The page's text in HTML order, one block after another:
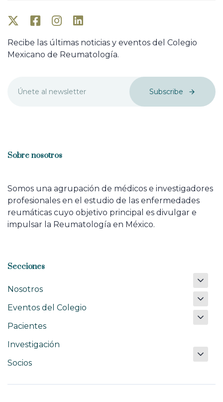
Recibe las últimas noticias y eventos del Colegio
Mexicano de Reumatología.
Subscribe
Sobre nosotros
Somos una agrupación de médicos e investigadores
profesionales en el estudio de las enfermedades
reumáticas cuyo objetivo principal es divulgar e
impulsar la Reumatología en México.
Secciones
Nosotros
Eventos del Colegio
Pacientes
Investigación
Socios